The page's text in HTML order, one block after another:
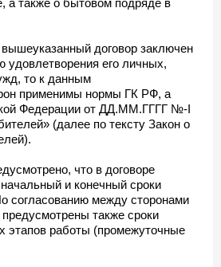
вышеуказанный договор заключен
удовлетворения его личных,
то к данным
применимы нормы ГК РФ, а
Федерации от ДД.ММ.ГГГГ №-I
(далее по тексту Закон о
что в договоре
и конечный сроки
согласованию между сторонами
также сроки
этапов работы (промежуточные